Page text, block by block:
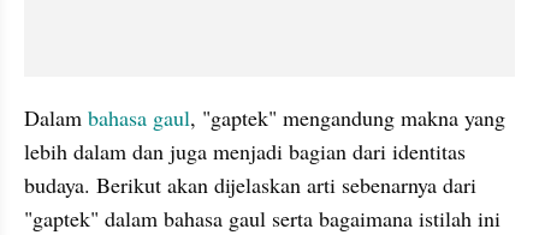
Dalam bahasa gaul, "gaptek" mengandung makna yang
lebih dalam dan juga menjadi bagian dari identitas
budaya. Berikut akan dijelaskan arti sebenarnya dari
"gaptek" dalam bahasa gaul serta bagaimana istilah ini